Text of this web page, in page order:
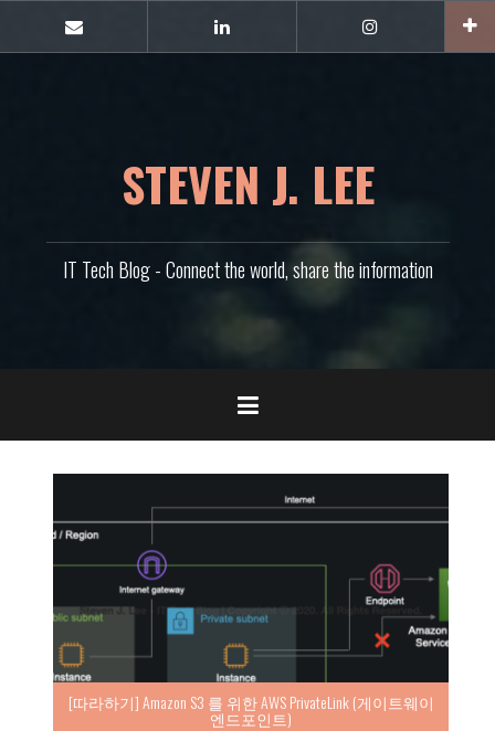
츠
E-
mail
Instagram
STEVEN J. LEE
IT Tech Blog - Connect the world, share the information
[따라하기] Amazon S3 를 위한 AWS PrivateLink (게이트웨이
엔드포인트)